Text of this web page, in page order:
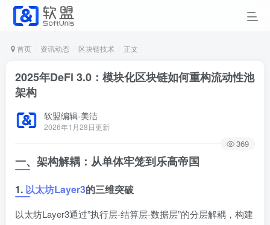
首页 资讯动态 区块链技术 正文
2025年DeFi 3.0：模块化区块链如何重构流动性池
架构
软盟编辑-美洁
2026年1月28日更新
369
一、架构解耦：从单体牢笼到乐高帝国
1. 以太坊Layer3的三维突破
以太坊Layer3通过”执行层-结算层-数据层”的分层解耦，构建